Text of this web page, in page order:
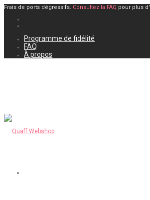
Frais de ports dégressifs. Consultez la FAQ pour plus
Programme de fidélité
FAQ
À propos